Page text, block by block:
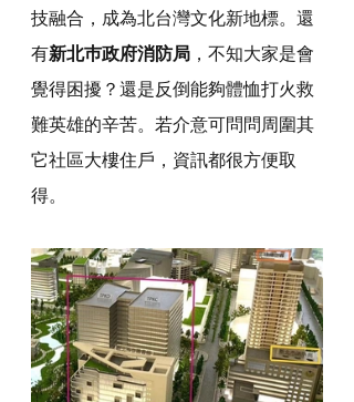
技融合，成為北台灣文化新地標。還
有新北巿政府消防局 ，不知大家是會
覺得困擾？還是反倒能夠體恤打火救
難英雄的辛苦。若介意可問問周圍其
它社區大樓住戶，資訊都很方便取
得。